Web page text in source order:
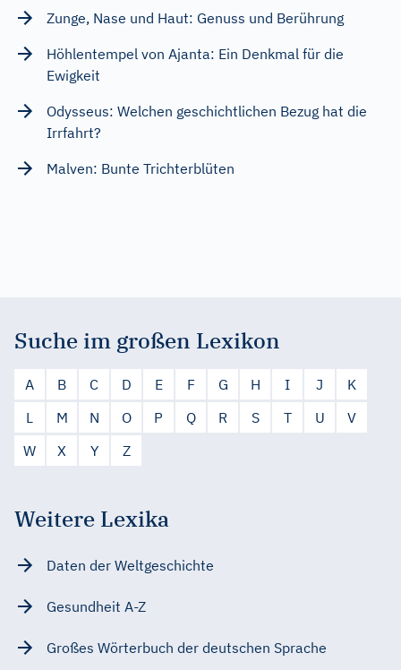
Zunge, Nase und Haut: Genuss und Berührung
Höhlentempel von Ajanta: Ein Denkmal für die
Ewigkeit
Odysseus: Welchen geschichtlichen Bezug hat die
Irrfahrt?
Malven: Bunte Trichterblüten
Suche im großen Lexikon
A B C D E F G H I J
K
L
M N O P Q R S T U
V
W
X Y Z
Weitere Lexika
Daten der Weltgeschichte
Gesundheit A-Z
Großes Wörterbuch der deutschen Sprache